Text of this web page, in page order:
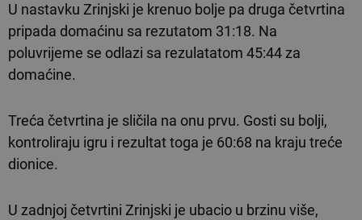
U nastavku Zrinjski je krenuo bolje pa druga četvrtina
pripada domaćinu sa rezutatom 31:18. Na
poluvrijeme se odlazi sa rezulatatom 45:44 za
domaćine.
Treća četvrtina je sličila na onu prvu. Gosti su bolji,
kontroliraju igru i rezultat toga je 60:68 na kraju treće
dionice.
U zadnjoj četvrtini Zrinjski je ubacio u brzinu više,